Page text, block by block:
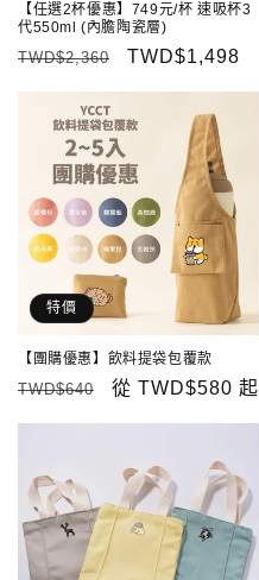
【任選2杯優惠】749元/杯 速吸杯3
代550ml (內膽陶瓷層)
定
TWD$2,360
售
TWD$1,498
特價
【團購優惠】飲料提袋包覆款
定
TWD$640
售
從 TWD$580 起